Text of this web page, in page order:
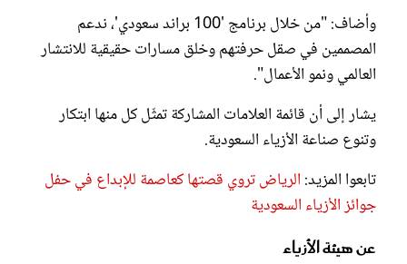
وأضاف: "من خلال برنامج '100 براند سعودي'، ندعم
المصممين في صقل حرفتهم وخلق مسارات حقيقية للانتشار
العالمي ونمو الأعمال".
يشار إلى أن قائمة العلامات المشاركة تمثّل كل منها ابتكار
وتنوع صناعة الأزياء السعودية.
تابعوا المزيد: الرياض تروي قصتها كعاصمة للإبداع في حفل
جوائز الأزياء السعودية
عن هيئة الأزياء